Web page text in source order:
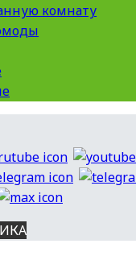
комнату